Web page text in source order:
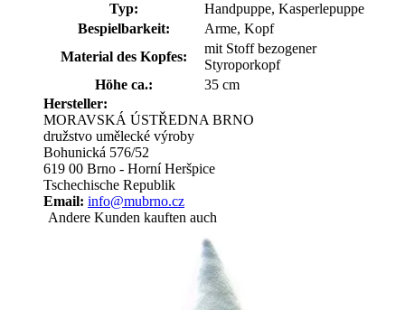
Typ:
Handpuppe, Kasperlepuppe
Bespielbarkeit:
Arme, Kopf
Material des Kopfes:
mit Stoff bezogener
Styroporkopf
Höhe ca.:
35 cm
Hersteller:
MORAVSKÁ ÚSTŘEDNA BRNO
družstvo umělecké výroby
Bohunická 576/52
619 00 Brno - Horní Heršpice
Tschechische Republik
Email: info@mubrno.cz
Andere Kunden kauften auch